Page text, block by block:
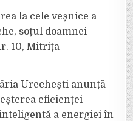
la cele veșnice a
soțul doamnei
10, Mitrița
Urechești anunță
eficienței
a energiei în